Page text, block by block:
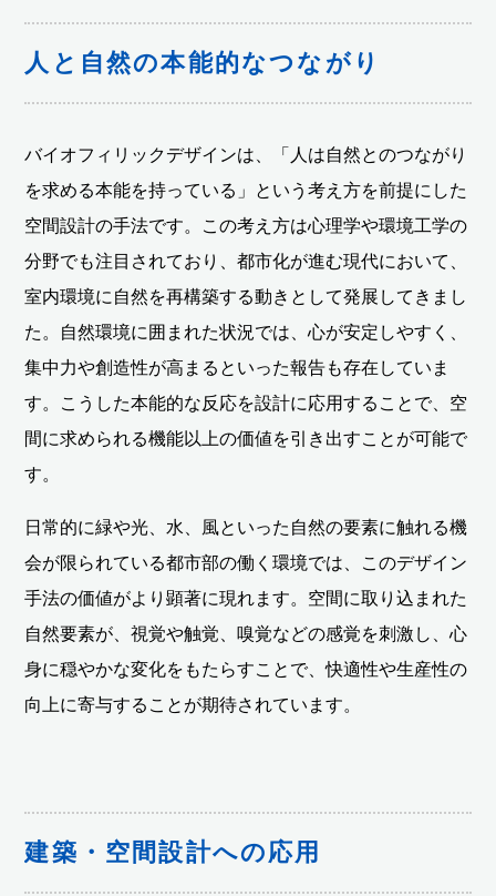
人と自然の本能的なつながり
バイオフィリックデザインは、「人は自然とのつながり
を求める本能を持っている」という考え方を前提にした
空間設計の手法です。この考え方は心理学や環境工学の
分野でも注目されており、都市化が進む現代において、
室内環境に自然を再構築する動きとして発展してきまし
た。自然環境に囲まれた状況では、心が安定しやすく、
集中力や創造性が高まるといった報告も存在していま
す。こうした本能的な反応を設計に応用することで、空
間に求められる機能以上の価値を引き出すことが可能で
す。
日常的に緑や光、水、風といった自然の要素に触れる機
会が限られている都市部の働く環境では、このデザイン
手法の価値がより顕著に現れます。空間に取り込まれた
自然要素が、視覚や触覚、嗅覚などの感覚を刺激し、心
身に穏やかな変化をもたらすことで、快適性や生産性の
向上に寄与することが期待されています。
建築・空間設計への応用